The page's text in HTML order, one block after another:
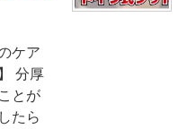
ケア
分厚
とが
たら